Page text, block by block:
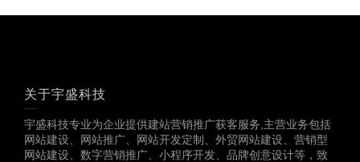
关于宇盛科技
宇盛科技专业为企业提供建站营销推广获客服务,主营业务包括
网站建设、网站推广、网站开发定制、外贸网站建设、营销型
网站建设、数字营销推广、小程序开发、品牌创意设计等，致